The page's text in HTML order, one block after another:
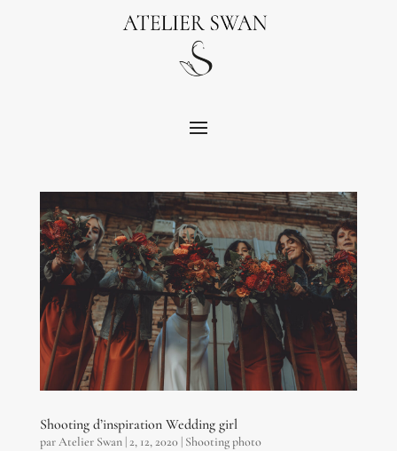
Shooting d’inspiration Wedding girl
parAtelier Swan|2, 12, 2020| Shooting photo